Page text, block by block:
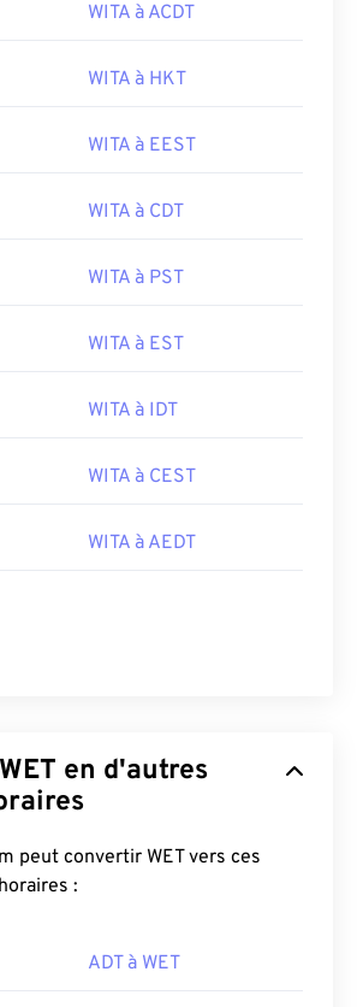
WITA à ACDT
WITA à HKT
WITA à EEST
WITA à CDT
WITA à PST
WITA à EST
WITA à IDT
WITA à CEST
WITA à AEDT
en d'autres
peut convertir WET vers ces
:
ADT à WET